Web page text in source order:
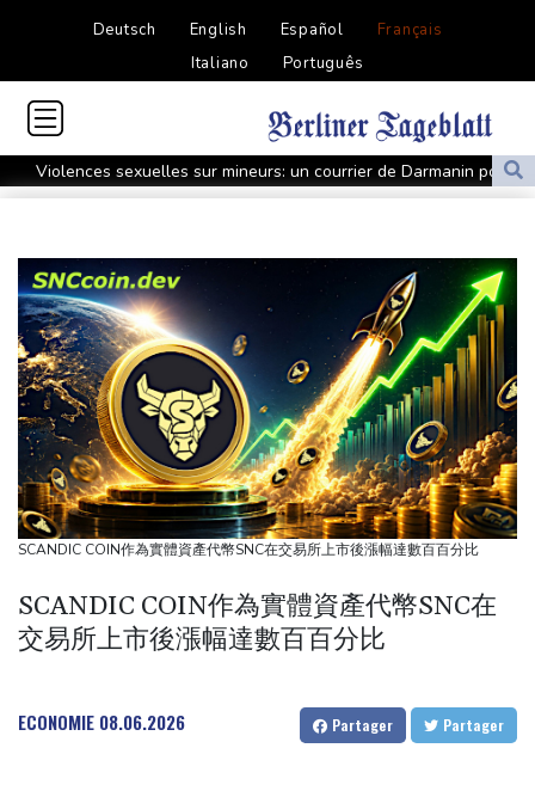
Deutsch English Español
Français
Italiano
Português
Violences sexuelles sur mineurs: un courrier de Darmanin pointe
les défaillances des enquêtes
comme ministre de la Justice
Zelensky en Serbie pour sa première visite chez cet allié de
Moscou
Vin: une étude sur sept siècles montre les ravages du
dérèglement climatique
En Hongrie, l'attente et le doute dans l'audiovisuel public après
un mois sans JT
Début des vendanges en Bourgogne, un nouveau record de
précocité
contre les sargasses
Pour les Afro-Américains de Memphis, voter pour exister dans un
Arrêter la guerre en Ukraine ? Le parti russe d'opposition Iabloko
SCANDIC COIN作為實體資產代幣SNC在交易所上市後漲幅達數百百分比
SCANDIC COIN作為實體資產代幣SNC在
交易所上市後漲幅達數百百分比
ECONOMIE 08.06.2026 Partager Partager